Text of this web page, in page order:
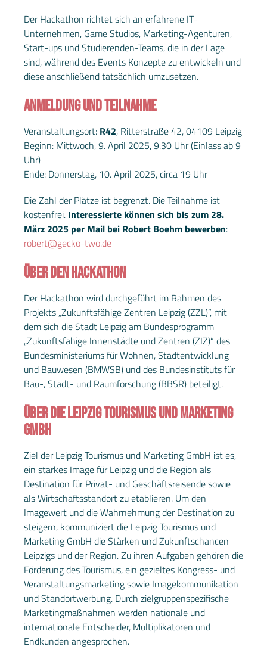
Der Hackathon richtet sich an erfahrene IT-
Unternehmen, Game Studios, Marketing-Agenturen,
Start-ups und Studierenden-Teams, die in der Lage
sind, während des Events Konzepte zu entwickeln und
diese anschließend tatsächlich umzusetzen.
ANMELDUNG UND TEILNAHME
Veranstaltungsort: R42, Ritterstraße 42, 04109 Leipzig
Beginn: Mittwoch, 9. April 2025, 9.30 Uhr (Einlass ab 9
Uhr)
Ende: Donnerstag, 10. April 2025, circa 19 Uhr
Die Zahl der Plätze ist begrenzt. Die Teilnahme ist
kostenfrei. Interessierte können sich bis zum 28.
März 2025 per Mail bei Robert Boehm bewerben:
robert@gecko-two.de
ÜBER DEN HACKATHON
Der Hackathon wird durchgeführt im Rahmen des
Projekts „Zukunftsfähige Zentren Leipzig (ZZL)“, mit
dem sich die Stadt Leipzig am Bundesprogramm
„Zukunftsfähige Innenstädte und Zentren (ZIZ)“ des
Bundesministeriums für Wohnen, Stadtentwicklung
und Bauwesen (BMWSB) und des Bundesinstituts für
Bau-, Stadt- und Raumforschung (BBSR) beteiligt.
ÜBER DIE LEIPZIG TOURISMUS UND MARKETING
GMBH
Ziel der Leipzig Tourismus und Marketing GmbH ist es,
ein starkes Image für Leipzig und die Region als
Destination für Privat- und Geschäftsreisende sowie
als Wirtschaftsstandort zu etablieren. Um den
Imagewert und die Wahrnehmung der Destination zu
steigern, kommuniziert die Leipzig Tourismus und
Marketing GmbH die Stärken und Zukunftschancen
Leipzigs und der Region. Zu ihren Aufgaben gehören die
Förderung des Tourismus, ein gezieltes Kongress- und
Veranstaltungsmarketing sowie Imagekommunikation
und Standortwerbung. Durch zielgruppenspezifische
Marketingmaßnahmen werden nationale und
internationale Entscheider, Multiplikatoren und
Endkunden angesprochen.